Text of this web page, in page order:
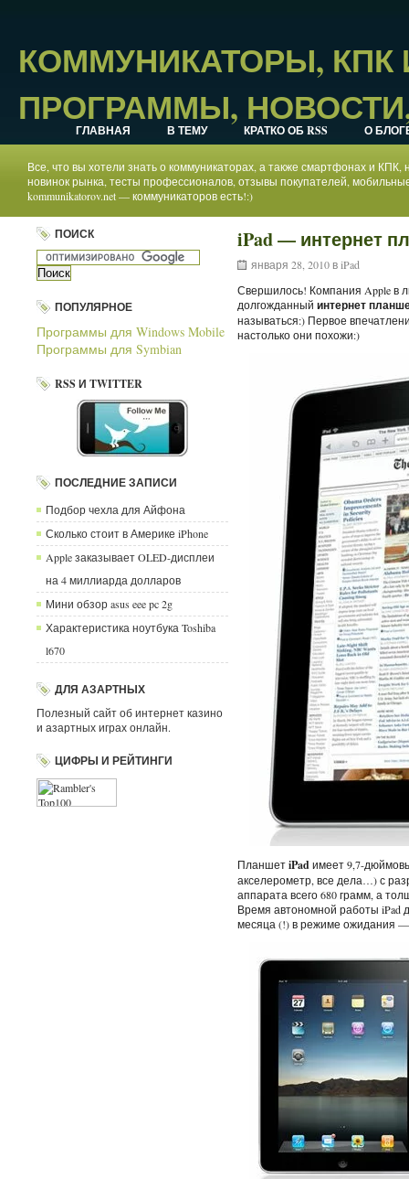
КОММУНИКАТОРЫ,
ПРОГРАММЫ,
ГЛАВНАЯ В ТЕМУ КРАТКО ОБ RSS О
Все, что вы хотели знать о коммуникаторах, а также смартфонах и
новинок рынка, тесты профессионалов, отзывы покупателей,
kommunikatorov.net — коммуникаторов есть!:)
ПОИСК
ПОПУЛЯРНОЕ
Программы для Windows Mobile
Программы для Symbian
RSS И TWITTER
ПОСЛЕДНИЕ ЗАПИСИ
Подбор чехла для Айфона
Сколько стоит в Америке iPhone
Apple заказывает OLED-дисплеи
на 4 миллиарда долларов
Мини обзор asus eee pc 2g
Характеристика ноутбука Toshiba
l670
ДЛЯ АЗАРТНЫХ
Полезный сайт об интернет казино
и азартных играх онлайн.
ЦИФРЫ И РЕЙТИНГИ
iPad — интернет
января 28, 2010 вiPad
Свершилось! Компания Apple в
долгожданный интернет
называться:) Первое
настолько они похожи:)
ПланшетiPadимеет 9,7-
акселерометр, все дела…) с
аппарата всего 680 грамм, а
Время автономной работы iPad
месяца (!) в режиме ожидания